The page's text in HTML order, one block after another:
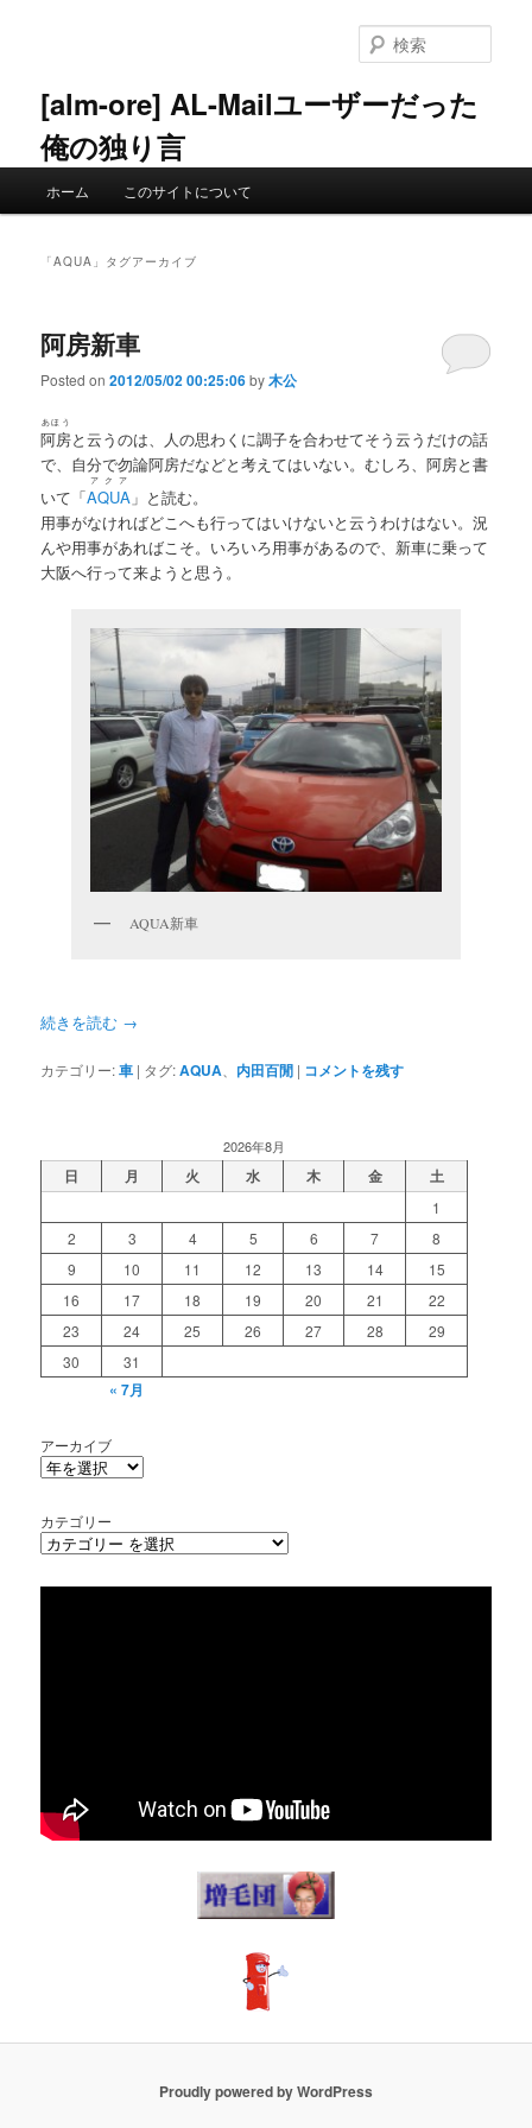
ン
へ
ツ
移
[alm-ore] AL-Mailユーザーだった
俺の独り言
索
ホーム このサイトについて
「AQUA 」タグアーカイブ
阿房新車
Posted on2012/05/02 00:25:06by木公
阿房
あほう
と云うのは、人の思わくに調子を合わせてそう云うだけの話
で、自分で勿論阿房だなどと考えてはいない。むしろ、阿房と書
いて「AQUA
アクア
」と読む。
用事がなければどこへも行ってはいけないと云うわけはない。況
んや用事があればこそ。いろいろ用事があるので、新車に乗って
大阪へ行って来ようと思う。
AQUA新車
続きを読む →
カテゴリー:車 | タグ:AQUA 内田百閒 | コメントを残す
2026年8月
日 月 火 水 木 金 土
1
2
3 4 5 6 7
8
9
10 11 12 13 14
15
16
17 18 19 20 21
22
23
24 25 26 27 28
29
30
31
« 7月
アーカイブ
カテゴリー
Proudly powered by WordPress